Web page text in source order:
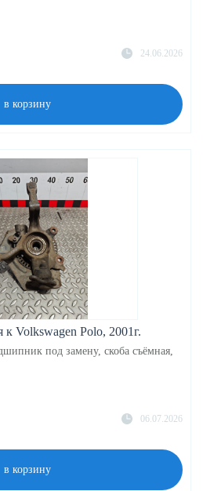
24.06.2026
в корзину
к Volkswagen Polo, 2001г.
под замену, скоба съёмная,
06.07.2026
в корзину